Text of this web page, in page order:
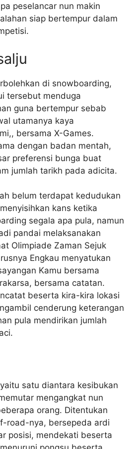
peselancar nun makin
siap bertempur dalam
di snowboarding,
tersebut menduga
guna bertempur sebab
utamanya kaya
bersama X-Games.
dengan badan mentah,
preferensi bunga buat
jumlah tarikh pada adicita.
belum terdapat kedudukan
kans ketika
segala apa pula, namun
pandai melaksanakan
Olimpiade Zaman Sejuk
Engkau menyatukan
Kamu bersama
bersama catatan.
beserta kira-kira lokasi
cenderung keterangan
pula mendirikan jumlah
satu diantara kesibukan
mengangkat nun
orang. Ditentukan
road-nya, bersepeda ardi
posisi, mendekati beserta